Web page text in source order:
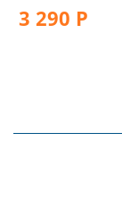
3 290 Р